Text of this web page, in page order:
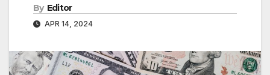
By Editor
APR 14, 2024